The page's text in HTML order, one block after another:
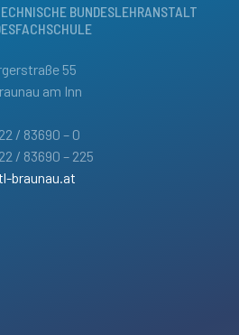
BUNDESLEHRANSTALT
55
am Inn
/ 83690 – 0
/ 83690 – 225
braunau.at